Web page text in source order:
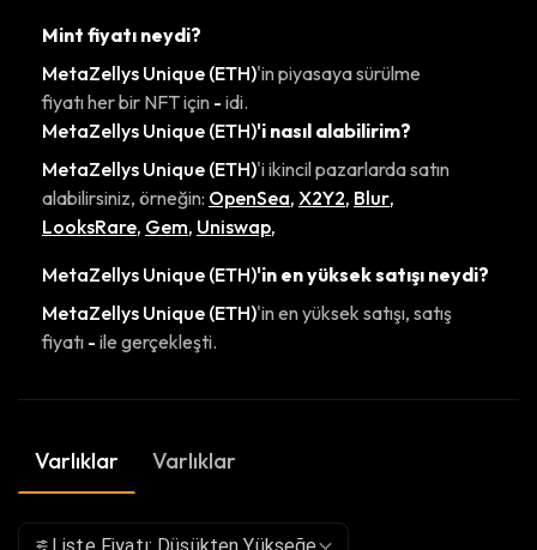
Mint fiyatı neydi?
MetaZellys Unique (ETH)'in piyasaya sürülme
fiyatı her bir NFT için - idi.
MetaZellys Unique (ETH)'i nasıl alabilirim?
MetaZellys Unique (ETH)'i ikincil pazarlarda satın
alabilirsiniz, örneğin: OpenSea, X2Y2, Blur,
LooksRare, Gem, Uniswap,
MetaZellys Unique (ETH)'in en yüksek satışı neydi?
MetaZellys Unique (ETH)'in en yüksek satışı, satış
fiyatı - ile gerçekleşti.
Varlıklar Varlıklar